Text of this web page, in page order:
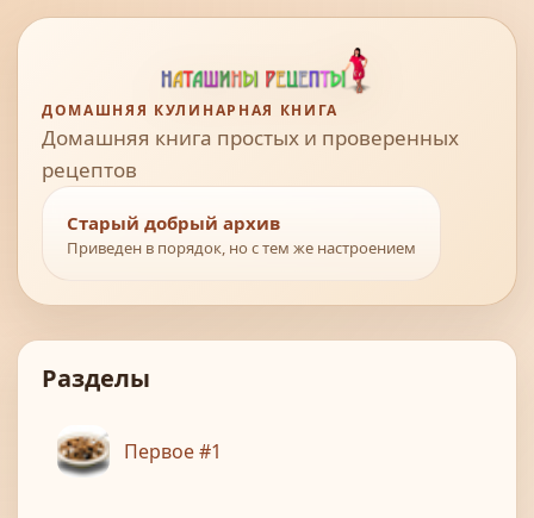
ДОМАШНЯЯ КУЛИНАРНАЯ КНИГА
Домашняя книга простых и проверенных
рецептов
Старый добрый архив
Приведен в порядок, но с тем же настроением
Разделы
Первое #1